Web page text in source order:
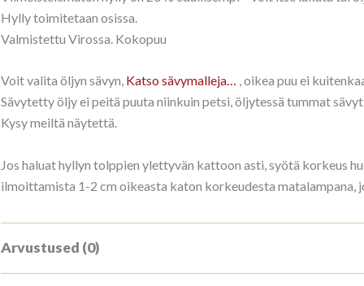
Hylly toimitetaan osissa.
Valmistettu Virossa. Kokopuu
Voit valita öljyn sävyn, Katso sävymalleja… , oikea puu ei
Sävytetty öljy ei peitä puuta niinkuin petsi, öljytessä tummat
Kysy meiltä näytettä.
Jos haluat hyllyn tolppien ylettyvän kattoon asti, syötä korkeus
ilmoittamista 1-2 cm oikeasta katon korkeudesta matalampana,
Arvustused (0)